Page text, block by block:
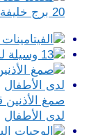
20 برج خليفة
صمغ الأذنين
لدى الأطفال